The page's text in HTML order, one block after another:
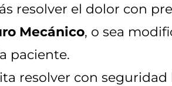
resolver el dolor con
Mecánico, o sea
paciente.
resolver con